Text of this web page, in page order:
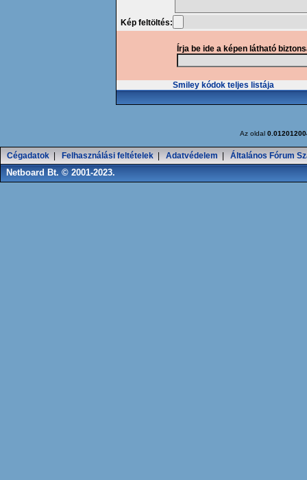
Kép feltöltés:
Írja be ide a képen látható
Smiley kódok teljes listája
Az oldal
Cégadatok Felhasználási feltételek Adatvédelem Általános Fórum
Netboard Bt. © 2001-2023.